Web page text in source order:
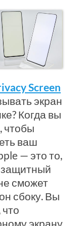
Screen
экран
Когда вы
чтобы
ваш
— это то,
защитный
сможет
сбоку. Вы
экрану